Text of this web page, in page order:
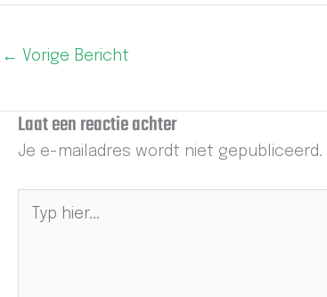
← Vorige Bericht
Laat een reactie achter
Je e-mailadres wordt niet gepubliceerd.
hier...